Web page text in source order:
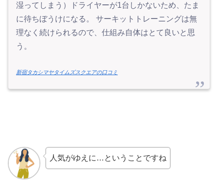
湿ってしまう）ドライヤーが1台しかないため、たま
に待ちぼうけになる。 サーキットトレーニングは無
理なく続けられるので、仕組み自体はとて良いと思
う。
新宿タカシマヤタイムズスクエアの口コミ
人気がゆえに…ということですね